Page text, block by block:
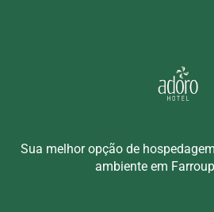
Sua melhor opção de
ambiente em